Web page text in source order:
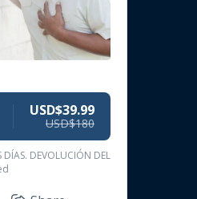
USD$39.99
USD$180
DÍAS. DEVOLUCIÓN DEL